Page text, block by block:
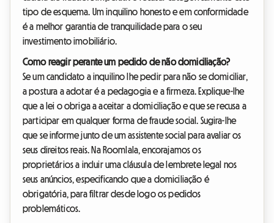
tipo de esquema. Um inquilino honesto e em conformidade
é a melhor garantia de tranquilidade para o seu
investimento imobiliário.
Como reagir perante um pedido de não domiciliação?
Se um candidato a inquilino lhe pedir para não se domiciliar,
a postura a adotar é a pedagogia e a firmeza. Explique-lhe
que a lei o obriga a aceitar a domiciliação e que se recusa a
participar em qualquer forma de fraude social. Sugira-lhe
que se informe junto de um assistente social para avaliar os
seus direitos reais. Na Roomlala, encorajamos os
proprietários a incluir uma cláusula de lembrete legal nos
seus anúncios, especificando que a domiciliação é
obrigatória, para filtrar desde logo os pedidos
problemáticos.